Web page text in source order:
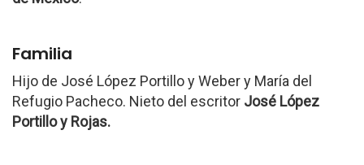
Familia
Hijo de José López Portillo y Weber y María del
Refugio Pacheco. Nieto del escritor José López
Portillo y Rojas.